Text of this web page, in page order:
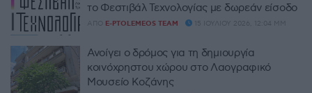
το Φεστιβάλ Τεχνολογίας με δωρεάν είσοδο
ΑΠΌ E-PTOLEMEOS TEAM 15 ΙΟΥΛΊΟΥ 2026, 12:04 ΜΜ
Ανοίγει ο δρόμος για τη δημιουργία
κοινόχρηστου χώρου στο Λαογραφικό
Μουσείο Κοζάνης